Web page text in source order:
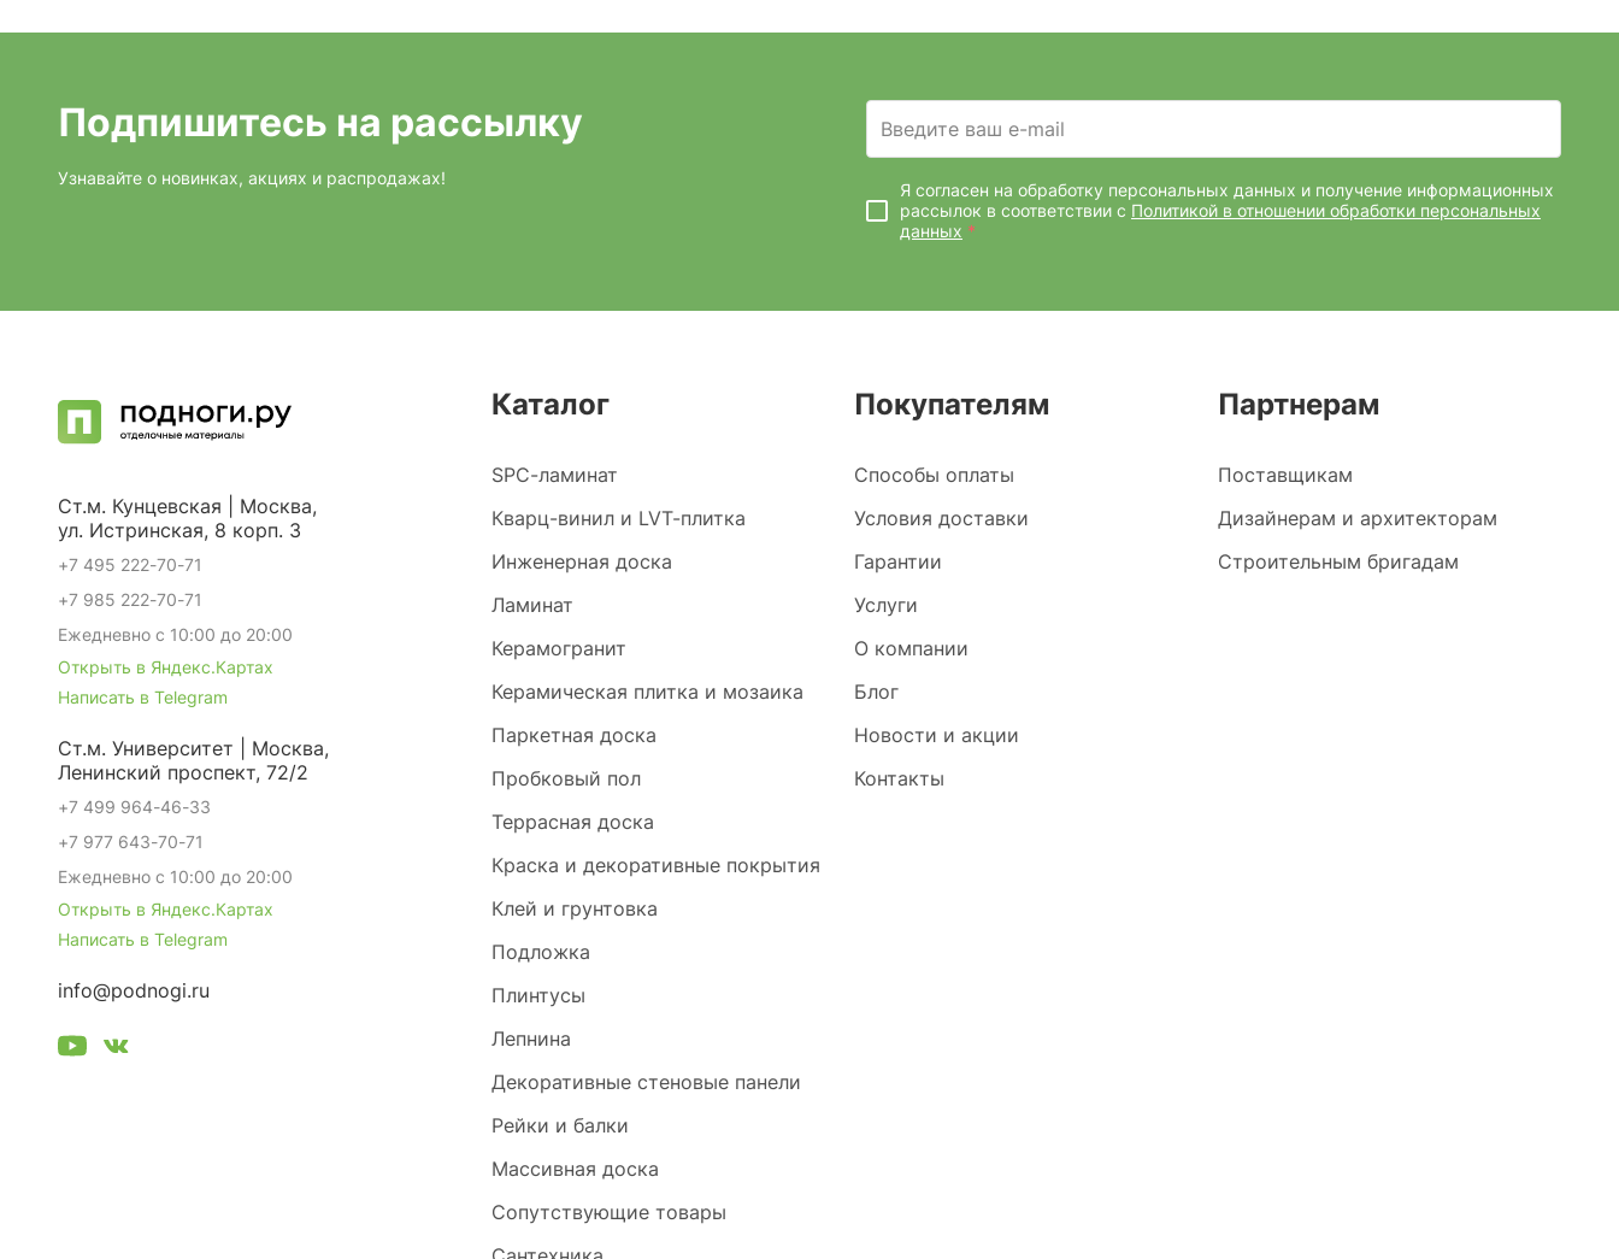
Подпишитесь на рассылку
Узнавайте о новинках, акциях и распродажах!
Введите ваш e-mail
Я согласен на обработку персональных данных и получение информационных
рассылок в соответствии с Политикой в отношении обработки персональных
данных *
Каталог
SPC-ламинат
Кварц-винил и LVT-плитка
Инженерная доска
Ламинат
Керамогранит
Керамическая плитка и мозаика
Паркетная доска
Пробковый пол
Террасная доска
Краска и декоративные покрытия
Клей и грунтовка
Подложка
Плинтусы
Лепнина
Декоративные стеновые панели
Рейки и балки
Массивная доска
Сопутствующие товары
Покупателям
Способы оплаты
Условия доставки
Гарантии
Услуги
О компании
Блог
Новости и акции
Контакты
Партнерам
Поставщикам
Дизайнерам и архитекторам
Строительным бригадам
Ст.м. Кунцевская | Москва,
ул. Истринская, 8 корп. 3
+7 495 222-70-71
+7 985 222-70-71
Ежедневно с 10:00 до 20:00
Открыть в Яндекс.Картах
Написать в Telegram
Ст.м. Университет | Москва,
Ленинский проспект, 72/2
+7 499 964-46-33
+7 977 643-70-71
Ежедневно с 10:00 до 20:00
Открыть в Яндекс.Картах
Написать в Telegram
info@podnogi.ru